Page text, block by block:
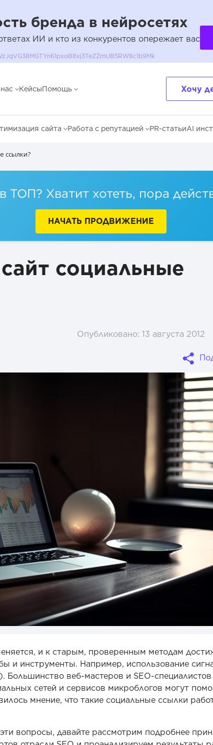
бренда в нейросетях
ИИ и кто из конкурентов опережает вас
КейсыПомощь Хочу
сайта Работа с репутацией PR-статьиAI
ссылки?
ТОП? Хватит хотеть, пора
НАЧАТЬ ПРОДВИЖЕНИЕ
социальные
Опубликовано: 13 августа 2012
и к старым, проверенным методам
и инструменты. Например, использование
Большинство веб-мастеров и SEO-специалистов
сетей и сервисов микроблогов могут
мнение, что такие социальные ссылки
вопросы, давайте рассмотрим подробнее